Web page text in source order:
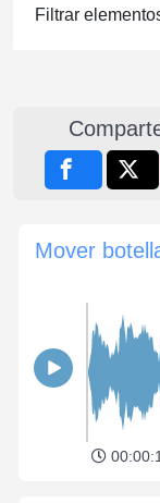
Filtrar
Mover